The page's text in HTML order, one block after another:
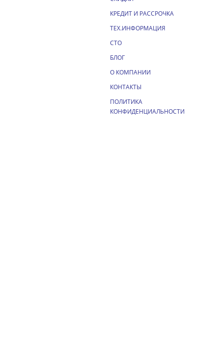
КРЕДИТ И РАССРОЧКА
ТЕХ.ИНФОРМАЦИЯ
СТО
БЛОГ
О КОМПАНИИ
КОНТАКТЫ
ПОЛИТИКА
КОНФИДЕНЦИАЛЬНОСТИ